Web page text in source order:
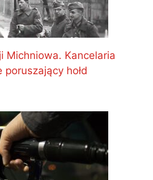
Michniowa. Kancelaria
hołd